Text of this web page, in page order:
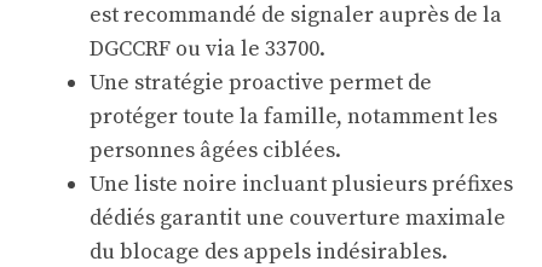
est recommandé de signaler auprès de la
DGCCRF ou via le 33700.
Une stratégie proactive permet de
protéger toute la famille, notamment les
personnes âgées ciblées.
Une liste noire incluant plusieurs préfixes
dédiés garantit une couverture maximale
du blocage des appels indésirables.